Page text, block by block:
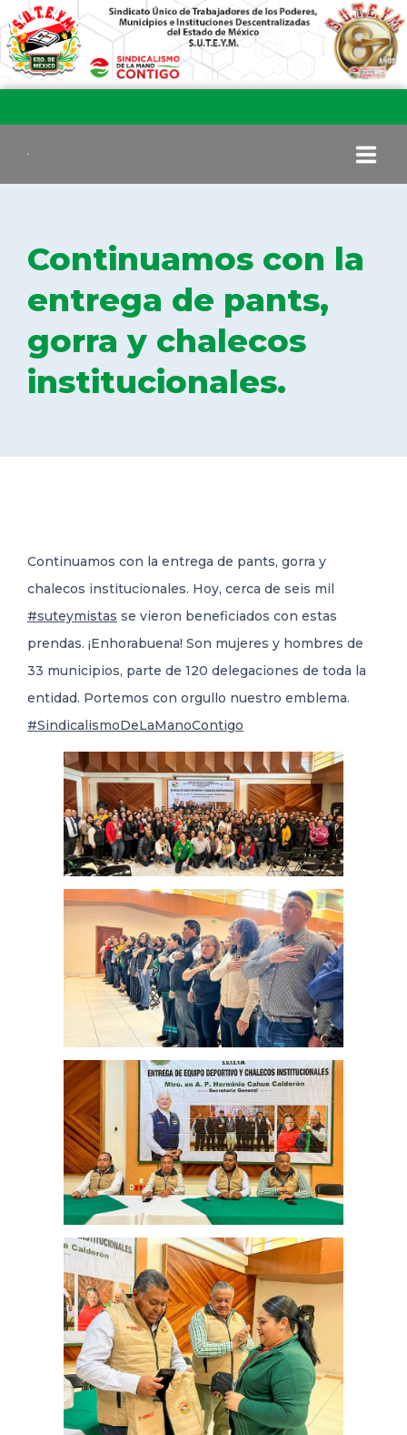
COMITÉ EJECUTIVO
COMISIÓN DE VIGILANCIA
SECCIONES
TRANSPARENCIA
Continuamos con la
entrega de pants,
gorra y chalecos
institucionales.
Continuamos con la entrega de pants, gorra y
chalecos institucionales. Hoy, cerca de seis mil
#suteymistas se vieron beneficiados con estas
prendas. ¡Enhorabuena! Son mujeres y hombres de
33 municipios, parte de 120 delegaciones de toda la
entidad. Portemos con orgullo nuestro emblema.
#SindicalismoDeLaManoContigo